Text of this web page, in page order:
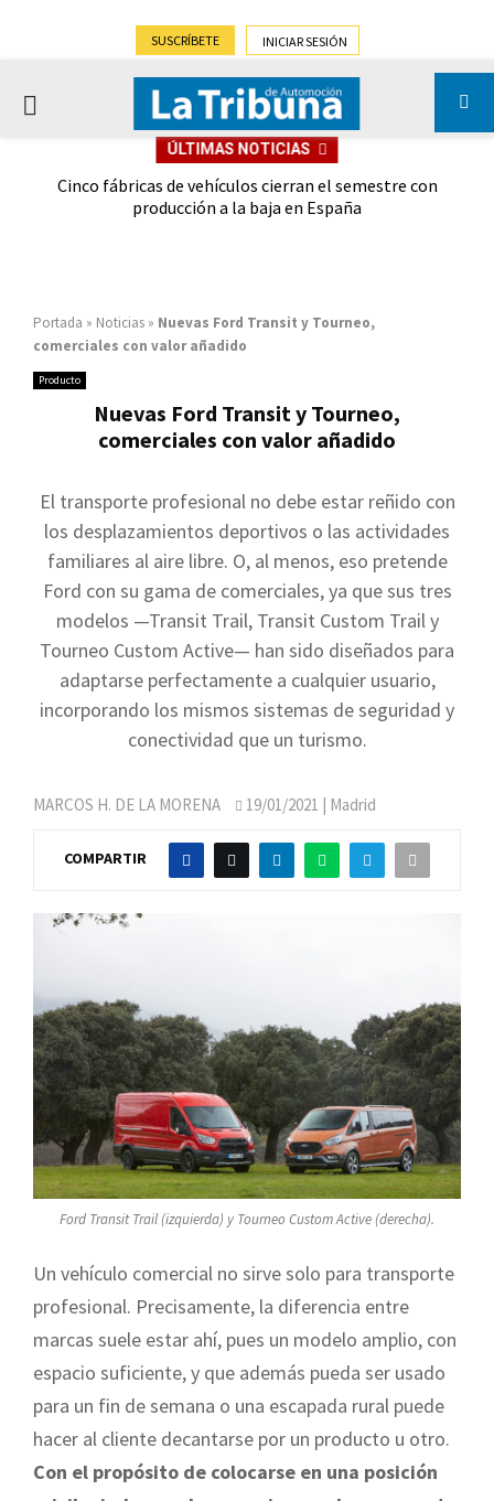
SUSCRÍBETE INICIAR SESIÓN
PRIMARY
ÚLTIMAS NOTICIAS
Cinco fábricas de vehículos cierran el semestre con
producción a la baja en España
Portada » Noticias » Nuevas Ford Transit y Tourneo,
comerciales con valor añadido
Producto
Nuevas Ford Transit y Tourneo,
comerciales con valor añadido
El transporte profesional no debe estar reñido con
los desplazamientos deportivos o las actividades
familiares al aire libre. O, al menos, eso pretende
Ford con su gama de comerciales, ya que sus tres
modelos —Transit Trail, Transit Custom Trail y
Tourneo Custom Active— han sido diseñados para
adaptarse perfectamente a cualquier usuario,
incorporando los mismos sistemas de seguridad y
conectividad que un turismo.
MARCOS H. DE LA MORENA 19/01/2021 | Madrid
COMPARTIR
Ford Transit Trail (izquierda) y Tourneo Custom Active (derecha).
Un vehículo comercial no sirve solo para transporte
profesional. Precisamente, la diferencia entre
marcas suele estar ahí, pues un modelo amplio, con
espacio suficiente, y que además pueda ser usado
para un fin de semana o una escapada rural puede
hacer al cliente decantarse por un producto u otro.
Con el propósito de colocarse en una posición